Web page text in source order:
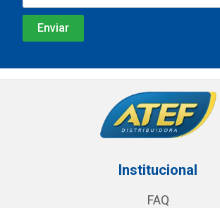
Institucional
FAQ